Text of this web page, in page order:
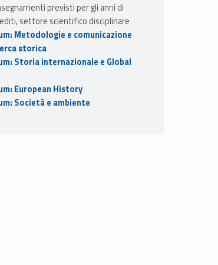
previsti per gli anni di
settore scientifico disciplinare
Metodologie e comunicazione
storica
Storia internazionale e Global
European History
Società e ambiente